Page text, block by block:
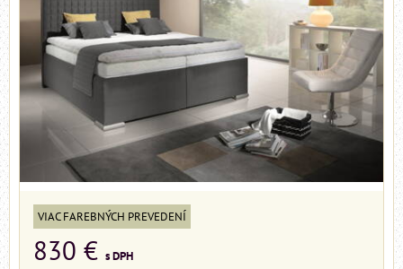
VIAC FAREBNÝCH PREVEDENÍ
830 € s DPH